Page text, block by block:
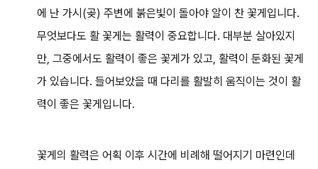
에 난 가시(곶) 주변에 붉은빛이 돌아야 알이 찬 꽃게입니다.
무엇보다도 활 꽃게는 활력이 중요합니다. 대부분 살아있지
만, 그중에서도 활력이 좋은 꽃게가 있고, 활력이 둔화된 꽃게
가 있습니다. 들어보았을 때 다리를 활발히 움직이는 것이 활
력이 좋은 꽃게입니다.
꽃게의 활력은 어획 이후 시간에 비례해 떨어지기 마련인데